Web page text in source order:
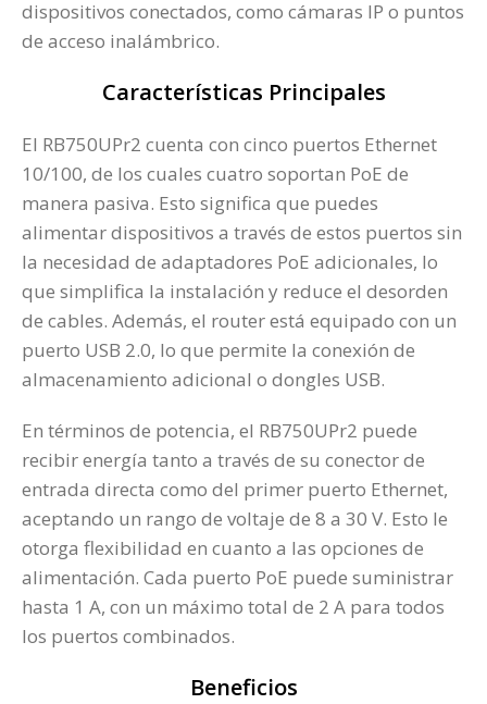
dispositivos conectados, como cámaras IP o puntos
de acceso inalámbrico.
Características Principales
El RB750UPr2 cuenta con cinco puertos Ethernet
10/100, de los cuales cuatro soportan PoE de
manera pasiva. Esto significa que puedes
alimentar dispositivos a través de estos puertos sin
la necesidad de adaptadores PoE adicionales, lo
que simplifica la instalación y reduce el desorden
de cables. Además, el router está equipado con un
puerto USB 2.0, lo que permite la conexión de
almacenamiento adicional o dongles USB​.
En términos de potencia, el RB750UPr2 puede
recibir energía tanto a través de su conector de
entrada directa como del primer puerto Ethernet,
aceptando un rango de voltaje de 8 a 30 V. Esto le
otorga flexibilidad en cuanto a las opciones de
alimentación. Cada puerto PoE puede suministrar
hasta 1 A, con un máximo total de 2 A para todos
los puertos combinados.
Beneficios